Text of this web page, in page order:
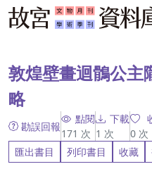
敦煌壁畫迴鶻公主
略
勘誤回報
點閱
171 次
下載
1 次
0 次
匯出書目
列印書目 收藏